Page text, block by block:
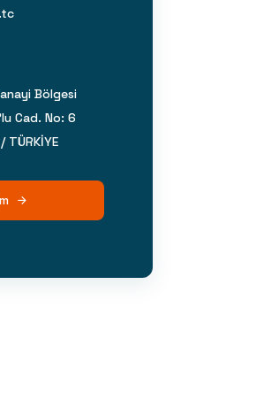
Bölgesi
Cad. No: 6
TÜRKİYE